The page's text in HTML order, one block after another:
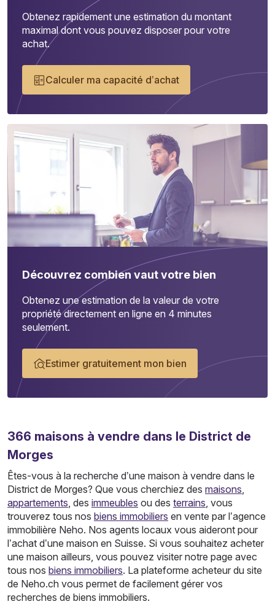
Obtenez rapidement une estimation du montant
maximal dont vous pouvez disposer pour votre
achat.
Calculer ma capacité d’achat
Découvrez combien vaut votre bien
Obtenez une estimation de la valeur de votre
propriété directement en ligne en 4 minutes
seulement.
Estimer gratuitement mon bien
366 maisons à vendre dans le District de
Morges
Êtes-vous à la recherche d’une maison à vendre dans le
District de Morges? Que vous cherchiez des maisons,
appartements, des immeubles ou des terrains, vous
trouverez tous nos biens immobiliers en vente par l’agence
immobilière Neho. Nos agents locaux vous aideront pour
l’achat d’une maison en Suisse. Si vous souhaitez acheter
une maison ailleurs, vous pouvez visiter notre page avec
tous nos biens immobiliers. La plateforme acheteur du site
de Neho.ch vous permet de facilement gérer vos
recherches de biens immobiliers.